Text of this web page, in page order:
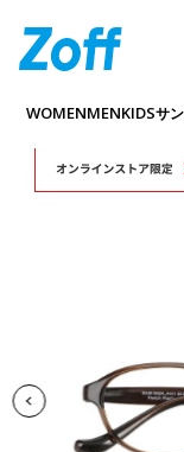
WOMENMENKIDSサ